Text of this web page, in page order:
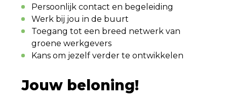
Persoonlijk contact en begeleiding
Werk bij jou in de buurt
Toegang tot een breed netwerk van
groene werkgevers
Kans om jezelf verder te ontwikkelen
Jouw beloning!